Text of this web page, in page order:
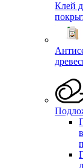
Клей